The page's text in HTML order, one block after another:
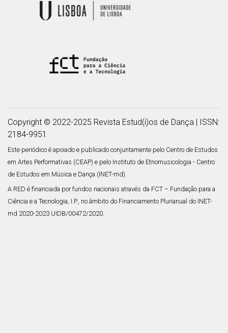
Copyright © 2022-2025 Revista Estud(i)os de Dança | ISSN:
2184-9951
Este periódico é apoiado e publicado conjuntamente pelo Centro de Estudos
em Artes Performativas (CEAP) e pelo Instituto de Etnomusicologia - Centro
de Estudos em Música e Dança (INET-md).
A RED é financiada por fundos nacionais através da FCT – Fundação para a
Ciência e a Tecnologia, I.P., no âmbito do Financiamento Plurianual do INET-
md 2020-2023 UIDB/00472/2020.